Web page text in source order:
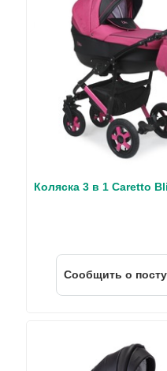
Коляска 3 в 1 Caretto
Cообщить о